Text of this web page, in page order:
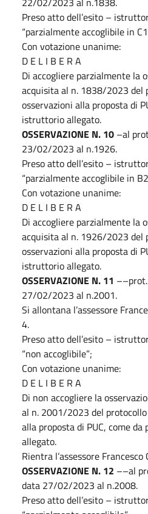
Preso atto dell’esito –
“parzialmente accoglibile in
Con votazione unanime:
D E L I B E R A
Di accogliere parzialmente la
acquisita al n. 1838/2023 del
osservazioni alla proposta di
istruttorio allegato.
OSSERVAZIONE N. 10 –al
23/02/2023 al n.1926.
Preso atto dell’esito –
“parzialmente accoglibile in
Con votazione unanime:
D E L I B E R A
Di accogliere parzialmente la
acquisita al n. 1926/2023 del
osservazioni alla proposta di
istruttorio allegato.
OSSERVAZIONE N. 11
27/02/2023 al n.2001.
Si allontana l’assessore
4.
Preso atto dell’esito –
“non accoglibile”;
Con votazione unanime:
D E L I B E R A
Di non accogliere la
al n. 2001/2023 del
alla proposta di PUC, come
allegato.
Rientra l’assessore
OSSERVAZIONE N. 12 ––al
data 27/02/2023 al n.2008.
Preso atto dell’esito –